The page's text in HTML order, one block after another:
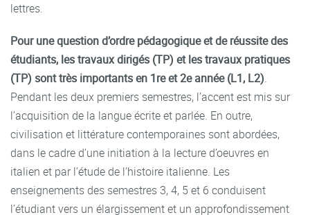
lettres.
Pour une question d’ordre pédagogique et de réussite des
étudiants, les travaux dirigés (TP) et les travaux pratiques
(TP) sont très importants en 1reet2eannée(L1, L2).
Pendant les deux premiers semestres, l’accent est mis sur
l’acquisition de la langue écrite et parlée. En outre,
civilisation et littérature contemporaines sont abordées,
dans le cadre d’une initiation à la lecture d’oeuvres en
italien et par l’étude de l’histoire italienne. Les
enseignements des semestres 3, 4, 5 et 6 conduisent
l’étudiant vers un élargissement et un approfondissement